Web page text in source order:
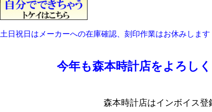
土日祝日はメーカーへの在庫確認、刻印作業はお休みします
今年も森本時計店をよろし
森本時計店はインボイス登